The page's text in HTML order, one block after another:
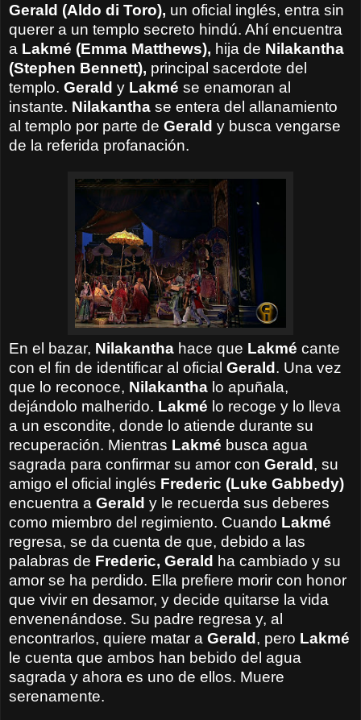
Gerald (Aldo di Toro), un oficial inglés, entra sin
querer a un templo secreto hindú. Ahí encuentra
a Lakmé (Emma Matthews), hija de Nilakantha
(Stephen Bennett), principal sacerdote del
templo. Gerald y Lakmé se enamoran al
instante. Nilakantha se entera del allanamiento
al templo por parte de Gerald y busca vengarse
de la referida profanación.
En el bazar, Nilakantha hace que Lakmé cante
con el fin de identificar al oficial Gerald. Una vez
que lo reconoce, Nilakantha lo apuñala,
dejándolo malherido. Lakmé lo recoge y lo lleva
a un escondite, donde lo atiende durante su
recuperación. Mientras Lakmé busca agua
sagrada para confirmar su amor con Gerald, su
amigo el oficial inglés Frederic (Luke Gabbedy)
encuentra a Gerald y le recuerda sus deberes
como miembro del regimiento. Cuando Lakmé
regresa, se da cuenta de que, debido a las
palabras de Frederic, Gerald ha cambiado y su
amor se ha perdido. Ella prefiere morir con honor
que vivir en desamor, y decide quitarse la vida
envenenándose. Su padre regresa y, al
encontrarlos, quiere matar a Gerald, pero Lakmé
le cuenta que ambos han bebido del agua
sagrada y ahora es uno de ellos. Muere
serenamente.